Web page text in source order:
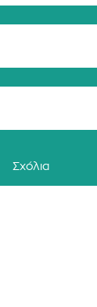
Σχόλια